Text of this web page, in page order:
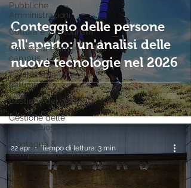
Pubbliche
Amministrazioni
Cultura e overtourism
Universita e smart
campus
Parchi nazionali e siti
naturali
Gestione dei visitatori
Gestione delle
prenotazioni
Montagna &
Comprensori Sciistici
Conteggio delle persone
all'aperto: un'analisi delle
nuove tecnologie nel 2026
22 apr Tempo di lettura: 3 min